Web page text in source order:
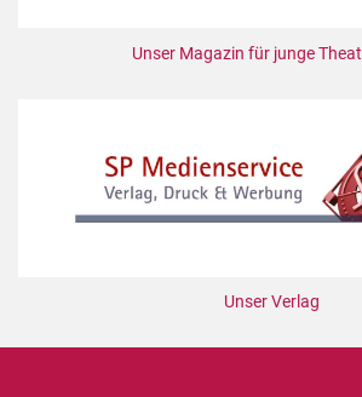
Unser Magazin für junge
Unser Verlag